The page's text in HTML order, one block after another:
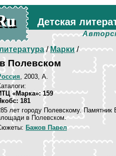
Детская
/Марки/
Полевском
, 2003, А.
«Марка»: 159
181
лет городу Полевскому.
в Полевском.
Бажов Павел